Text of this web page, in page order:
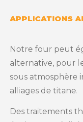
APPLICATIONS
Notre four peut
alternative, pour
sous atmosphère
alliages de titane.
Des traitements